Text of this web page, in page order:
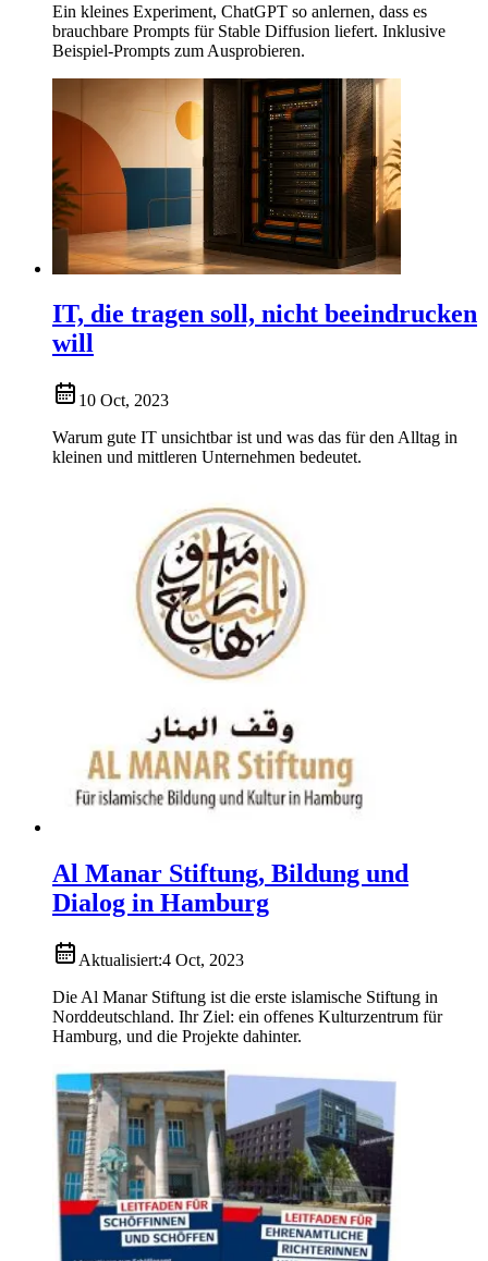
Ein kleines Experiment, ChatGPT so anlernen, dass es
brauchbare Prompts für Stable Diffusion liefert. Inklusive
Beispiel-Prompts zum Ausprobieren.
IT, die tragen soll, nicht beeindrucken
will
10 Oct, 2023
Warum gute IT unsichtbar ist und was das für den Alltag in
kleinen und mittleren Unternehmen bedeutet.
Al Manar Stiftung, Bildung und
Dialog in Hamburg
Aktualisiert:4 Oct, 2023
Die Al Manar Stiftung ist die erste islamische Stiftung in
Norddeutschland. Ihr Ziel: ein offenes Kulturzentrum für
Hamburg, und die Projekte dahinter.